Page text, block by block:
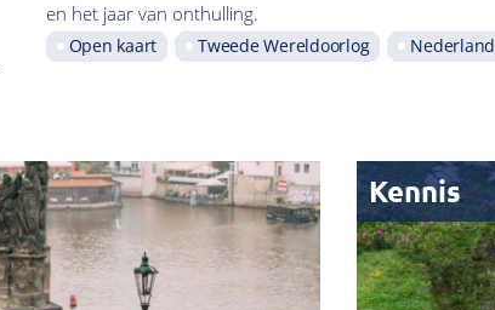
en het jaar van onthulling.
Open kaart Tweede Wereldoorlog Nederland
Kennis